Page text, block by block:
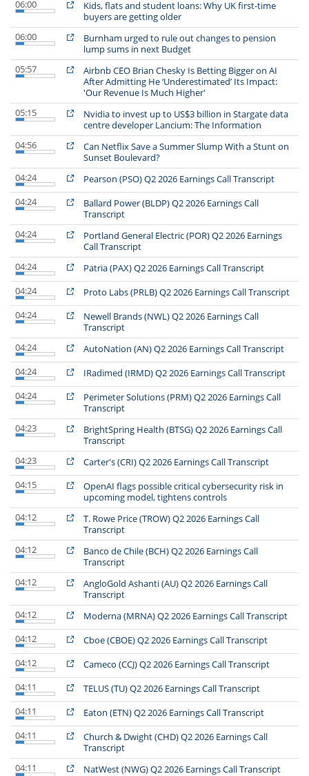
06:00
Kids, flats and student loans: Why UK first-time
buyers are getting older
06:00
Burnham urged to rule out changes to pension
lump sums in next Budget
05:57
Airbnb CEO Brian Chesky Is Betting Bigger on AI
After Admitting He ‘Underestimated’ Its Impact:
'Our Revenue Is Much Higher'
05:15
Nvidia to invest up to US$3 billion in Stargate data
centre developer Lancium: The Information
04:56
Can Netflix Save a Summer Slump With a Stunt on
Sunset Boulevard?
04:24
Pearson (PSO) Q2 2026 Earnings Call Transcript
04:24
Ballard Power (BLDP) Q2 2026 Earnings Call
Transcript
04:24
Portland General Electric (POR) Q2 2026 Earnings
Call Transcript
04:24
Patria (PAX) Q2 2026 Earnings Call Transcript
04:24
Proto Labs (PRLB) Q2 2026 Earnings Call Transcript
04:24
Newell Brands (NWL) Q2 2026 Earnings Call
Transcript
04:24
AutoNation (AN) Q2 2026 Earnings Call Transcript
04:24
IRadimed (IRMD) Q2 2026 Earnings Call Transcript
04:24
Perimeter Solutions (PRM) Q2 2026 Earnings Call
Transcript
04:23
BrightSpring Health (BTSG) Q2 2026 Earnings Call
Transcript
04:23
Carter's (CRI) Q2 2026 Earnings Call Transcript
04:15
OpenAI flags possible critical cybersecurity risk in
upcoming model, tightens controls
04:12
T. Rowe Price (TROW) Q2 2026 Earnings Call
Transcript
04:12
Banco de Chile (BCH) Q2 2026 Earnings Call
Transcript
04:12
AngloGold Ashanti (AU) Q2 2026 Earnings Call
Transcript
04:12
Moderna (MRNA) Q2 2026 Earnings Call Transcript
04:12
Cboe (CBOE) Q2 2026 Earnings Call Transcript
04:12
Cameco (CCJ) Q2 2026 Earnings Call Transcript
04:11
TELUS (TU) Q2 2026 Earnings Call Transcript
04:11
Eaton (ETN) Q2 2026 Earnings Call Transcript
04:11
Church & Dwight (CHD) Q2 2026 Earnings Call
Transcript
04:11
NatWest (NWG) Q2 2026 Earnings Call Transcript